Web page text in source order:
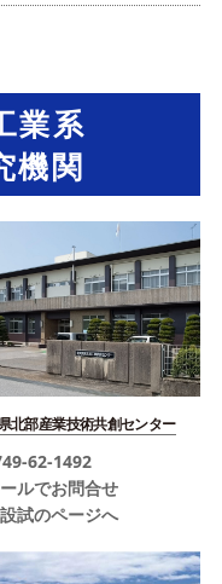
業系
機関
北部産業技術共創センター
62-1492
ルでお問合せ
試のページへ